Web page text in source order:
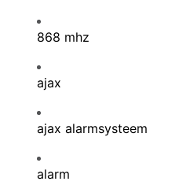
868 mhz
ajax
ajax alarmsysteem
alarm